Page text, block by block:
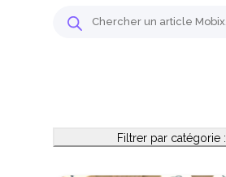
Filtrer par catégorie :
Filtrer par catégorie :